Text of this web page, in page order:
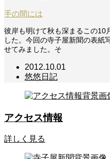
手の間には
彼岸も明けて秋も深まるこの10
した。今回の寺子屋新聞の表紙
せてみました。そ
2012.10.01
悠悠日記
アクセス情報
詳しく見る